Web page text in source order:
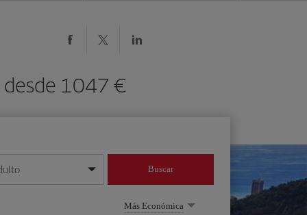
desde 1047
mes/año
Buscar
Más Económica